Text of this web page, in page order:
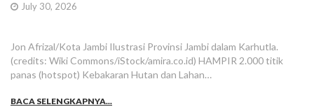
July 30, 2026
Jon Afrizal/Kota Jambi Ilustrasi Provinsi Jambi dalam Karhutla.
(credits: Wiki Commons/iStock/amira.co.id) HAMPIR 2.000 titik
panas (hotspot) Kebakaran Hutan dan Lahan…
BACA SELENGKAPNYA...